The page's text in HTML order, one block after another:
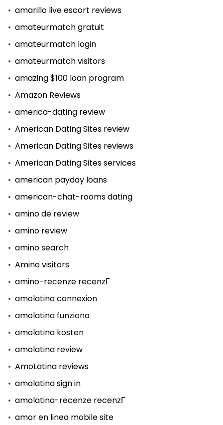
amarillo live escort reviews
amateurmatch gratuit
amateurmatch login
amateurmatch visitors
amazing $100 loan program
Amazon Reviews
america-dating review
American Dating Sites review
American Dating Sites reviews
American Dating Sites services
american payday loans
american-chat-rooms dating
amino de review
amino review
amino search
Amino visitors
amino-recenze recenzГ­
amolatina connexion
amolatina funziona
amolatina kosten
amolatina review
AmoLatina reviews
amolatina sign in
amolatina-recenze recenzГ­
amor en linea mobile site